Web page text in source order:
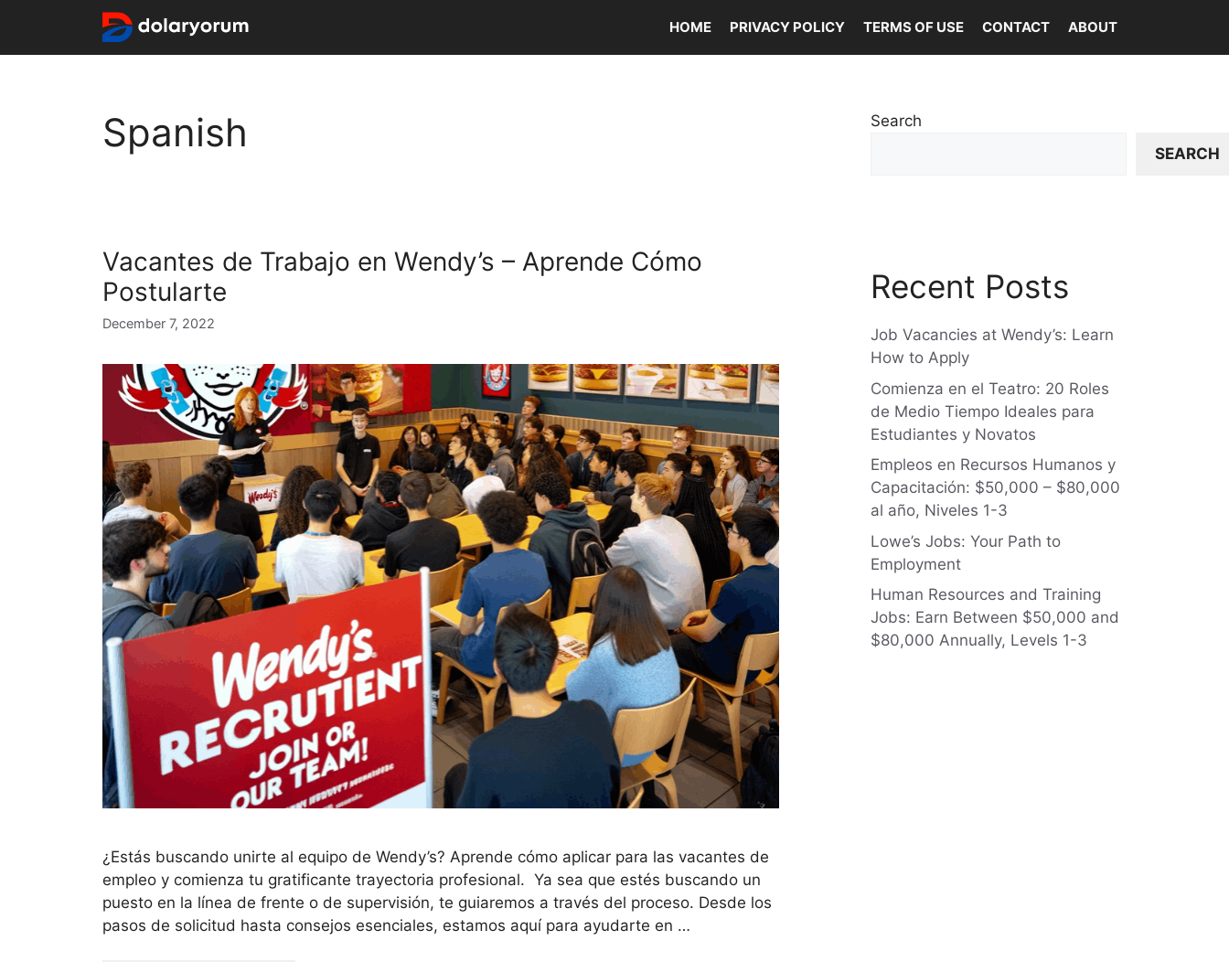
content
HOME PRIVACY POLICY TERMS OF USE CONTACT ABOUT
Spanish
Vacantes de Trabajo en Wendy’s – Aprende Cómo
Postularte
December 7, 2022
¿Estás buscando unirte al equipo de Wendy’s? Aprende cómo aplicar para las vacantes de
empleo y comienza tu gratificante trayectoria profesional. Ya sea que estés buscando un
puesto en la línea de frente o de supervisión, te guiaremos a través del proceso. Desde los
pasos de solicitud hasta consejos esenciales, estamos aquí para ayudarte en …
Search
SEARCH
Recent Posts
Job Vacancies at Wendy’s: Learn
How to Apply
Comienza en el Teatro: 20 Roles
de Medio Tiempo Ideales para
Estudiantes y Novatos
Empleos en Recursos Humanos y
Capacitación: $50,000 – $80,000
al año, Niveles 1-3
Lowe’s Jobs: Your Path to
Employment
Human Resources and Training
Jobs: Earn Between $50,000 and
$80,000 Annually, Levels 1-3